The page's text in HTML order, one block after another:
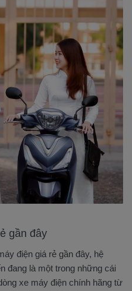
gần đây
điện giá rẻ gần đây, hệ
đang là một trong những cái
xe máy điện chính hãng từ